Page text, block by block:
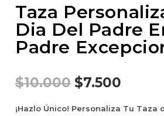
Taza
Dia Del Padre
Padre
$10.000 $7.500
¡Hazlo Único! Personaliza Tu Taza